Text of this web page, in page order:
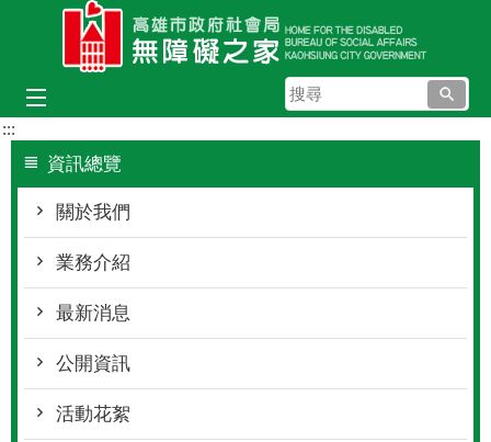
跳到主要內容區塊
搜
尋
:::
資訊總覽
關於我們
業務介紹
最新消息
公開資訊
活動花絮